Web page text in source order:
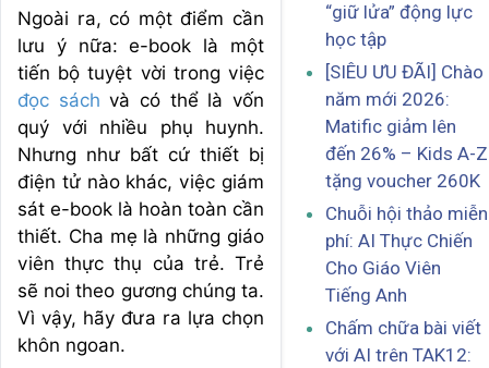
Ngoài ra, có một điểm cần
lưu ý nữa: e-book là một
tiến bộ tuyệt vời trong việc
đọc sách và có thể là vốn
quý với nhiều phụ huynh.
Nhưng như bất cứ thiết bị
điện tử nào khác, việc giám
sát e-book là hoàn toàn cần
thiết. Cha mẹ là những giáo
viên thực thụ của trẻ. Trẻ
sẽ noi theo gương chúng ta.
Vì vậy, hãy đưa ra lựa chọn
khôn ngoan.
“giữ lửa” động lực
học tập
[SIÊU ƯU ĐÃI] Chào
năm mới 2026:
Matific giảm lên
đến 26% – Kids A-Z
tặng voucher 260K
Chuỗi hội thảo miễn
phí: AI Thực Chiến
Cho Giáo Viên
Tiếng Anh
Chấm chữa bài viết
với AI trên TAK12: